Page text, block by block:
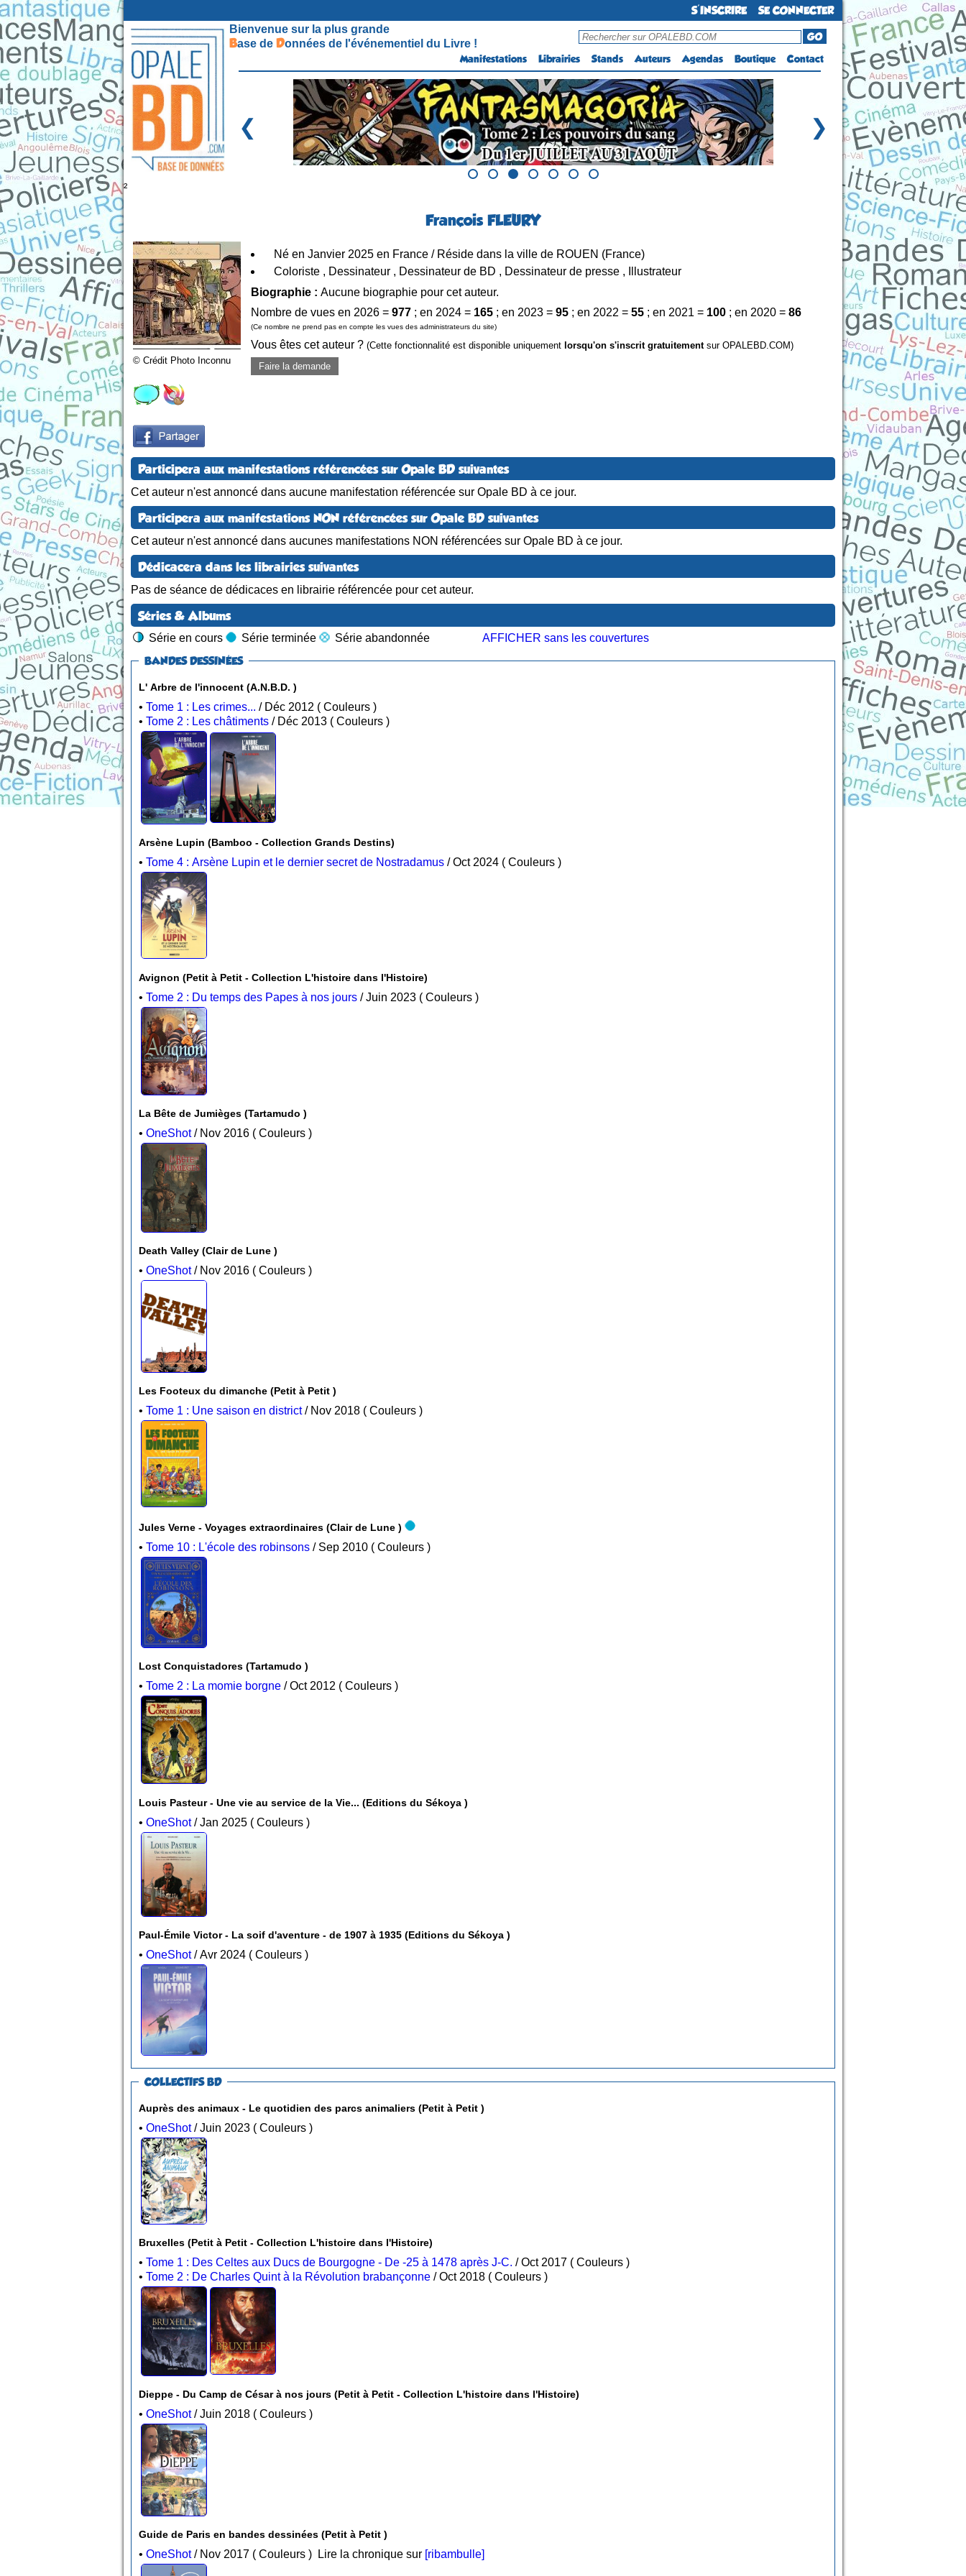
S'INSCRIRE
SE CONNECTER
Bienvenue sur la plus grande
Base de Données de l'événementiel du Livre !
GO
Manifestations
Librairies Stands Auteurs Agendas Boutique Contact
❮ ❯
²
François FLEURY
© Crédit Photo Inconnu
Né en Janvier 2025 en France / Réside dans la ville de ROUEN (France)
Coloriste , Dessinateur , Dessinateur de BD , Dessinateur de presse , Illustrateur
Biographie : Aucune biographie pour cet auteur.
Nombre de vues en 2026 = 977 ; en 2024 = 165 ; en 2023 = 95 ; en 2022 = 55 ; en 2021 = 100 ; en 2020 = 86
(Ce nombre ne prend pas en compte les vues des administrateurs du site)
Vous êtes cet auteur ? (Cette fonctionnalité est disponible uniquement lorsqu'on s'inscrit gratuitementsur OPALEBD.COM)
Faire la demande
Participera aux manifestations référencées sur Opale BD suivantes
Cet auteur n'est annoncé dans aucune manifestation référencée sur Opale BD à ce jour.
Participera aux manifestations NON référencées sur Opale BD suivantes
Cet auteur n'est annoncé dans aucunes manifestations NON référencées sur Opale BD à ce jour.
Dédicacera dans les librairies suivantes
Pas de séance de dédicaces en librairie référencée pour cet auteur.
Séries & Albums
Série en cours Série terminée Série abandonnée
AFFICHER sans les couvertures
BANDES DESSINÉES
L' Arbre de l'innocent (A.N.B.D. )
• Tome 1 : Les crimes...
/ Déc 2012 ( Couleurs )
• Tome 2 : Les châtiments / Déc 2013 ( Couleurs )
Arsène Lupin (Bamboo - Collection Grands Destins)
• Tome 4 : Arsène Lupin et le dernier secret de Nostradamus / Oct 2024 ( Couleurs )
Avignon (Petit à Petit - Collection L'histoire dans l'Histoire)
• Tome 2 : Du temps des Papes à nos jours / Juin 2023 ( Couleurs )
La Bête de Jumièges (Tartamudo )
• OneShot / Nov 2016 ( Couleurs )
Death Valley (Clair de Lune )
• OneShot / Nov 2016 ( Couleurs )
Les Footeux du dimanche (Petit à Petit )
• Tome 1 : Une saison en district / Nov 2018 ( Couleurs )
Jules Verne - Voyages extraordinaires (Clair de Lune )
• Tome 10 : L'école des robinsons / Sep 2010 ( Couleurs )
Lost Conquistadores (Tartamudo )
• Tome 2 : La momie borgne / Oct 2012 ( Couleurs )
Louis Pasteur - Une vie au service de la Vie... (Editions du Sékoya )
• OneShot / Jan 2025 ( Couleurs )
Paul-Émile Victor - La soif d'aventure - de 1907 à 1935 (Editions du Sékoya )
• OneShot / Avr 2024 ( Couleurs )
COLLECTIFS BD
Auprès des animaux - Le quotidien des parcs animaliers (Petit à Petit )
• OneShot / Juin 2023 ( Couleurs )
Bruxelles (Petit à Petit - Collection L'histoire dans l'Histoire)
• Tome 1 : Des Celtes aux Ducs de Bourgogne - De -25 à 1478 après J-C.
/ Oct 2017 ( Couleurs )
• Tome 2 : De Charles Quint à la Révolution brabançonne / Oct 2018 ( Couleurs )
Dieppe - Du Camp de César à nos jours (Petit à Petit - Collection L'histoire dans l'Histoire)
• OneShot / Juin 2018 ( Couleurs )
Guide de Paris en bandes dessinées (Petit à Petit )
• OneShot / Nov 2017 ( Couleurs ) Lire la chronique sur [ribambulle]